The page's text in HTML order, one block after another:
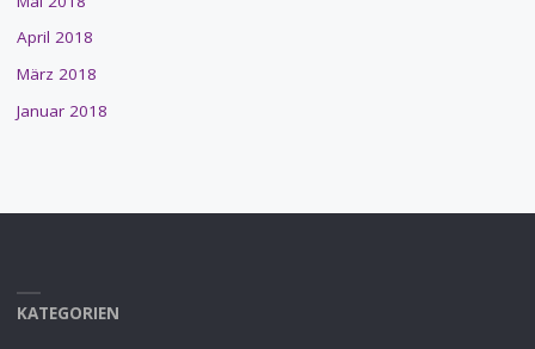
April 2018
März 2018
Januar 2018
KATEGORIEN